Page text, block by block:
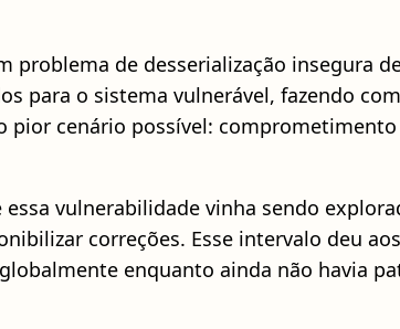
problema de desserialização insegura
para o sistema vulnerável, fazendo
pior cenário possível:
vulnerabilidade vinha sendo
correções. Esse intervalo deu
enquanto ainda não havia